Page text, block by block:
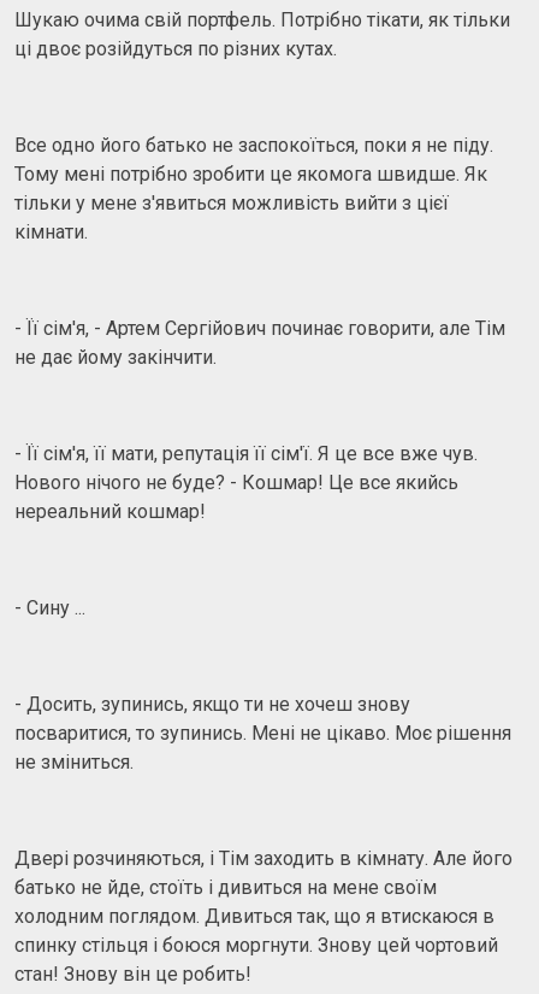
Шукаю очима свій портфель. Потрібно тікати, як тільки
ці двоє розійдуться по різних кутах.
Все одно його батько не заспокоїться, поки я не піду.
Тому мені потрібно зробити це якомога швидше. Як
тільки у мене з'явиться можливість вийти з цієї
кімнати.
- Її сім'я, - Артем Сергійович починає говорити, але Тім
не дає йому закінчити.
- Її сім'я, її мати, репутація її сім'ї. Я це все вже чув.
Нового нічого не буде? - Кошмар! Це все якийсь
нереальний кошмар!
- Сину ...
- Досить, зупинись, якщо ти не хочеш знову
посваритися, то зупинись. Мені не цікаво. Моє рішення
не зміниться.
Двері розчиняються, і Тім заходить в кімнату. Але його
батько не йде, стоїть і дивиться на мене своїм
холодним поглядом. Дивиться так, що я втискаюся в
спинку стільця і ​​боюся моргнути. Знову цей чортовий
стан! Знову він це робить!